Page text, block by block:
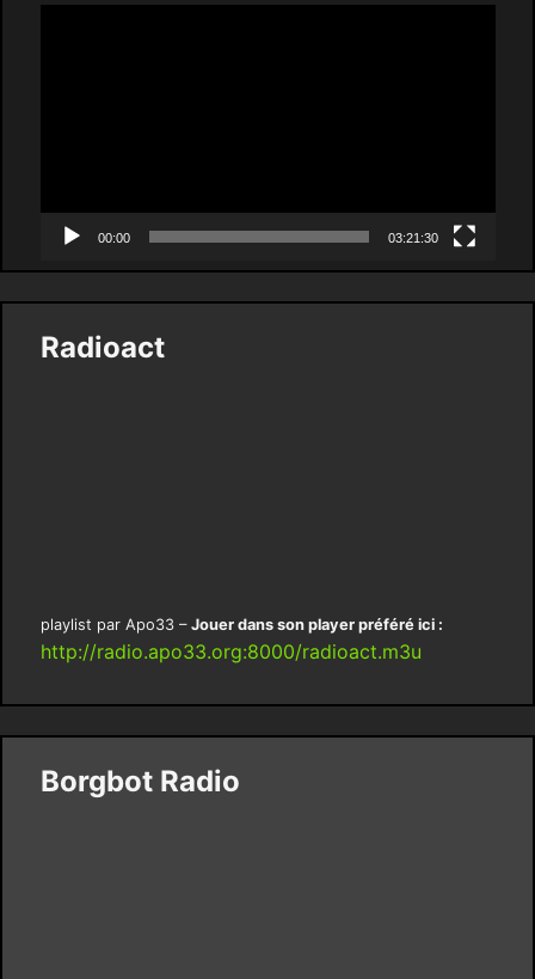
00:00 03:21:30
Radioact
playlist par Apo33 – Jouer dans son player préféré ici :
http://radio.apo33.org:8000/radioact.m3u
Borgbot Radio